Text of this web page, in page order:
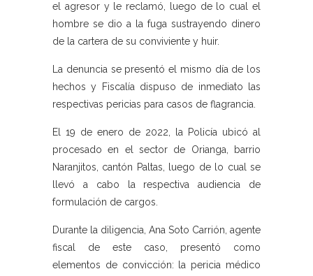
el agresor y le reclamó, luego de lo cual el
hombre se dio a la fuga sustrayendo dinero
de la cartera de su conviviente y huir.
La denuncia se presentó el mismo día de los
hechos y Fiscalía dispuso de inmediato las
respectivas pericias para casos de flagrancia.
El 19 de enero de 2022, la Policía ubicó al
procesado en el sector de Orianga, barrio
Naranjitos, cantón Paltas, luego de lo cual se
llevó a cabo la respectiva audiencia de
formulación de cargos.
Durante la diligencia, Ana Soto Carrión, agente
fiscal de este caso, presentó como
elementos de convicción: la pericia médico